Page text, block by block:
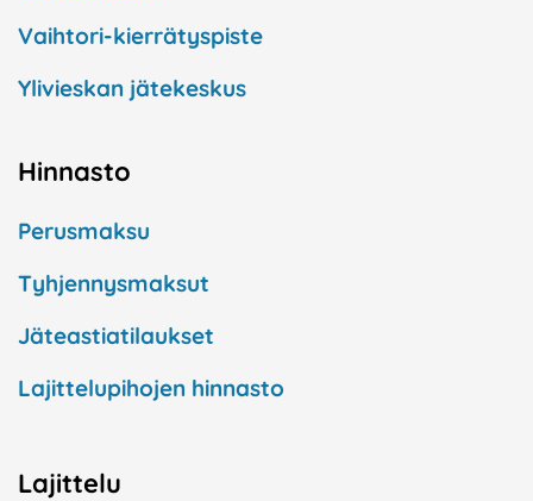
Vaihtori-kierrätyspiste
Ylivieskan jätekeskus
Hinnasto
Perusmaksu
Tyhjennysmaksut
Jäteastiatilaukset
Lajittelupihojen hinnasto
Lajittelu